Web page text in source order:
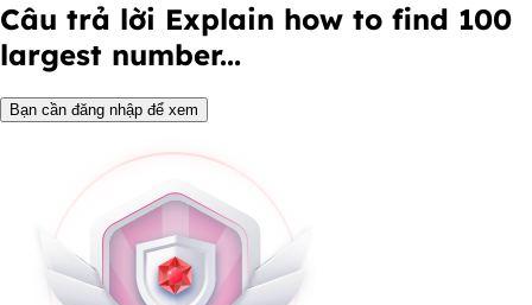
Câu trả lời Explain how to find 100
largest number...
Bạn cần đăng nhập để xem